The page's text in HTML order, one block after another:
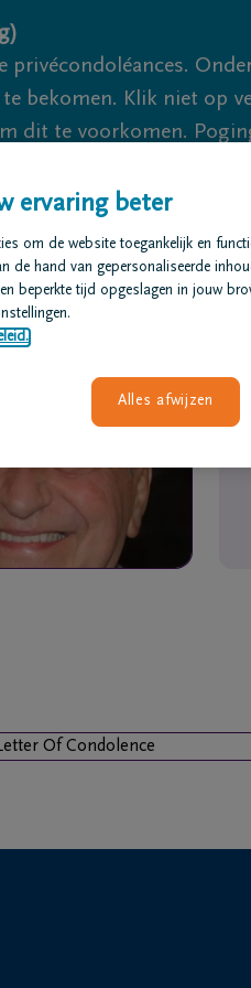
bekomen. Klik niet op
dit te voorkomen.
Ons
ervaring beter
om de website toegankelijk en
de hand van gepersonaliseerde
beperkte tijd opgeslagen in jouw
Alles afwijzen